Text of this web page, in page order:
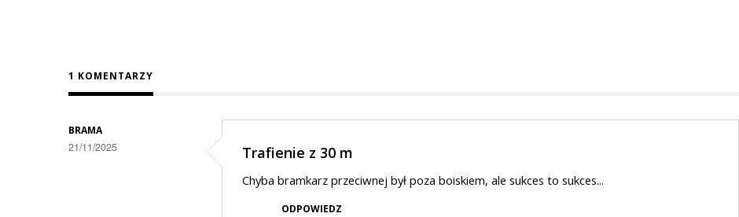
1 KOMENTARZY
BRAMA
21/11/2025 Trafienie z 30 m
Chyba bramkarz przeciwnej był poza boiskiem, ale sukces to sukces...
ODPOWIEDZ